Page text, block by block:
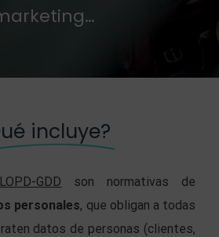
incluye?
LOPD-GDD son normativas de
personales, que obligan a todas
datos de personas (clientes,